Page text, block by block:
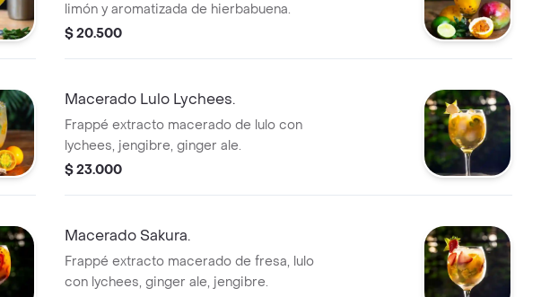
limón y aromatizada de hierbabuena.
$ 20.500
Macerado Lulo Lychees.
Frappé extracto macerado de lulo con
lychees, jengibre, ginger ale.
$ 23.000
Macerado Sakura.
Frappé extracto macerado de fresa, lulo
con lychees, ginger ale, jengibre.